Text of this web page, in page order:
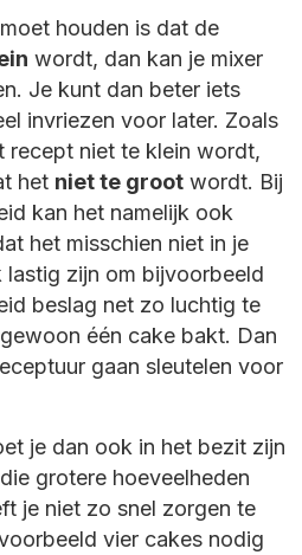
houden is dat de
wordt, dan kan je mixer
Je kunt dan beter iets
invriezen voor later. Zoals
recept niet te klein wordt,
het niet te groot wordt. Bij
kan het namelijk ook
het misschien niet in je
zijn om bijvoorbeeld
beslag net zo luchtig te
één cake bakt. Dan
gaan sleutelen voor
je dan ook in het bezit zijn
grotere hoeveelheden
je niet zo snel zorgen te
vier cakes nodig